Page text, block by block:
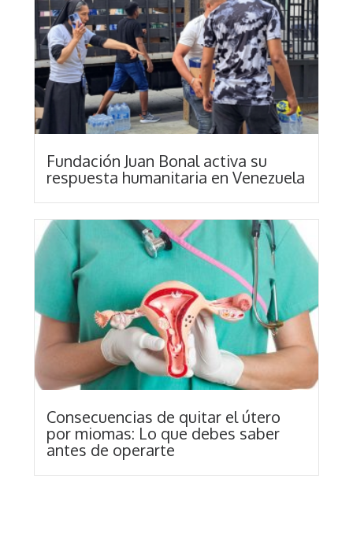
Fundación Juan Bonal activa su
respuesta humanitaria en Venezuela
Consecuencias de quitar el útero
por miomas: Lo que debes saber
antes de operarte